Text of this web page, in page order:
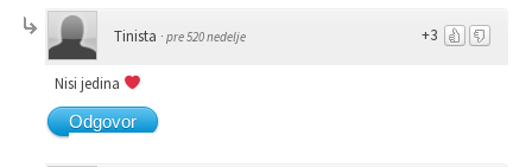
+3
Tinista · pre 520 nedelje
Nisi jedina
Odgovor